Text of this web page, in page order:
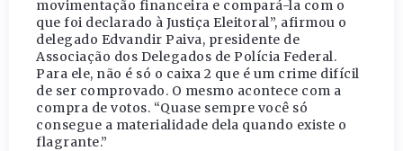
movimentação financeira e compará-la com o
que foi declarado à Justiça Eleitoral”, afirmou o
delegado Edvandir Paiva, presidente de
Associação dos Delegados de Polícia Federal.
Para ele, não é só o caixa 2 que é um crime difícil
de ser comprovado. O mesmo acontece com a
compra de votos. “Quase sempre você só
consegue a materialidade dela quando existe o
flagrante.”